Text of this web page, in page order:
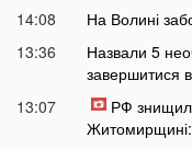
14:08
На Волині
13:36
Назвали 5
завершитися
13:07
РФ
Житомирщині: